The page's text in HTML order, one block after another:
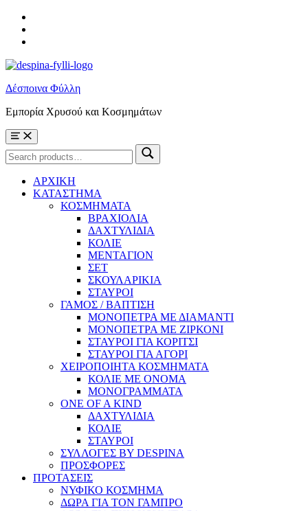
content
footer
Δέσποινα Φύλλη
Εμπορία Χρυσού και Κοσμημάτων
Menu
Search
for:
ΑΡΧΙΚΗ
ΚΑΤΑΣΤΗΜΑ
ΚΟΣΜΗΜΑΤΑ
ΒΡΑΧΙΟΛΙΑ
ΔΑΧΤΥΛΙΔΙΑ
ΚΟΛΙΕ
ΜΕΝΤΑΓΙΟΝ
ΣΕΤ
ΣΚΟΥΛΑΡΙΚΙΑ
ΣΤΑΥΡΟΙ
ΓΑΜΟΣ / ΒΑΠΤΙΣΗ
ΜΟΝΟΠΕΤΡΑ ΜΕ ΔΙΑΜΑΝΤΙ
ΜΟΝΟΠΕΤΡΑ ΜΕ ΖΙΡΚΟΝΙ
ΣΤΑΥΡΟΙ ΓΙΑ ΚΟΡΙΤΣΙ
ΣΤΑΥΡΟΙ ΓΙΑ ΑΓΟΡΙ
ΧΕΙΡΟΠΟΙΗΤΑ ΚΟΣΜΗΜΑΤΑ
ΚΟΛΙΕ ΜΕ ΟΝΟΜΑ
ΜΟΝΟΓΡΑΜΜΑΤΑ
ONE OF A KIND
ΔΑΧΤΥΛΙΔΙΑ
ΚΟΛΙΕ
ΣΤΑΥΡΟΙ
ΣΥΛΛΟΓΕΣ BY DESPINA
ΠΡΟΣΦΟΡΕΣ
ΠΡΟΤΑΣΕΙΣ
ΝΥΦΙΚΟ ΚΟΣΜΗΜΑ
ΔΩΡΑ ΓΙΑ ΤΟΝ ΓΑΜΠΡΟ